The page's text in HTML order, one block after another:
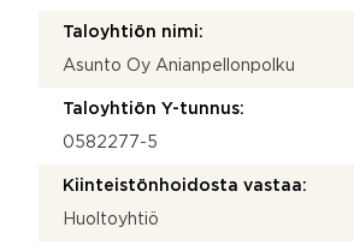
Taloyhtiön nimi:
Asunto Oy Anianpellonpolku
Taloyhtiön Y-tunnus:
0582277-5
Kiinteistönhoidosta vastaa:
Huoltoyhtiö